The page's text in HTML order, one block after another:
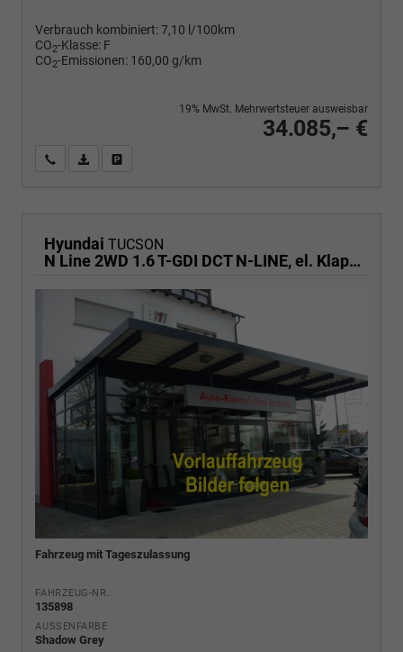
Verbrauch kombiniert:7,10 l/100km
CO2-Klasse: F
CO2-Emissionen: 160,00 g/km
34.085,– €
19% MwSt. Mehrwertsteuer ausweisbar
Wir rufen Sie anPDF-Fahrzeugexposé drucken
Hyundai TUCSON
N Line 2WD 1.6 T-GDI DCT N-LINE, el. Klappe, Navi, Kamera, Side, Winter
Fahrzeug mit Tageszulassung
FAHRZEUG-NR.
135898
AUSSENFARBE
Shadow Grey